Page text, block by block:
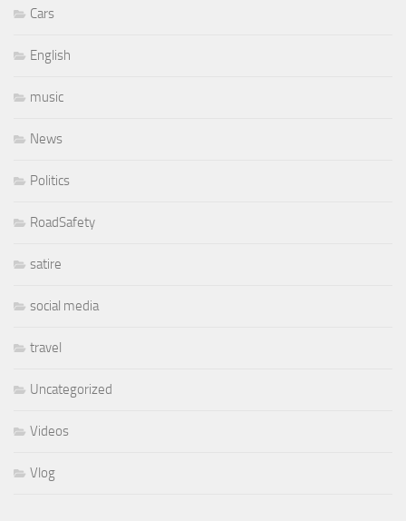
Cars
English
music
News
Politics
RoadSafety
satire
social media
travel
Uncategorized
Videos
Vlog